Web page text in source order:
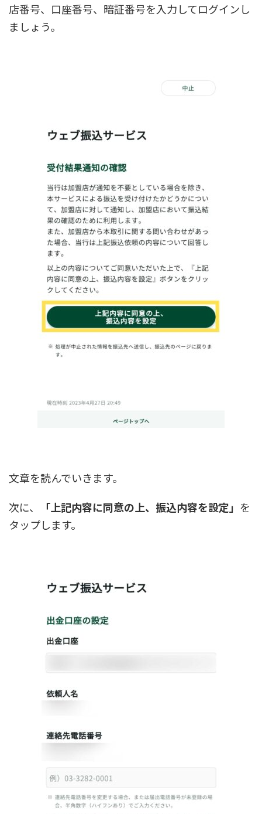
店番号、口座番号、暗証番号を入力してログインし
ましょう。
文章を読んでいきます。
次に、
「上記内容に同意の上、振込内容を設定」 を
タップします。